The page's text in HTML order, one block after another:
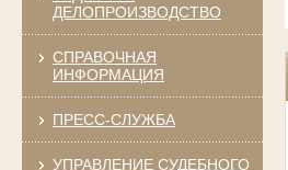
ДЕЛОПРОИЗВОДСТВО
СПРАВОЧНАЯ
ИНФОРМАЦИЯ
ПРЕСС-СЛУЖБА
УПРАВЛЕНИЕ СУДЕБНОГО